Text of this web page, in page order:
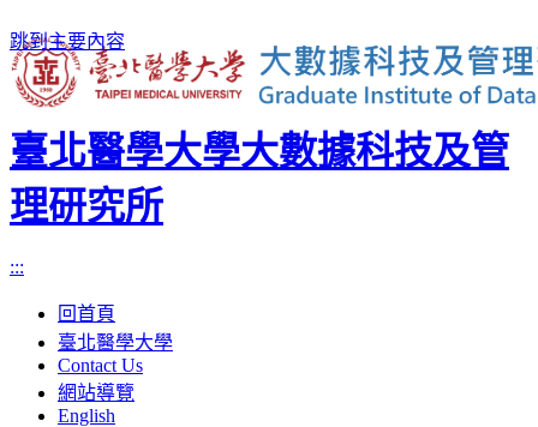
跳到主要內容
臺北醫學大學大數據科技及管
理研究所
:::
回首頁
臺北醫學大學
Contact Us
網站導覽
English